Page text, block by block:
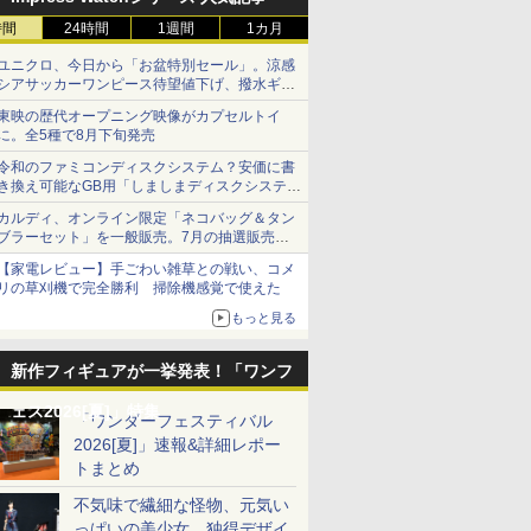
24時間 1週間 1カ月
ニクロ、今日から「お盆特別セール」。涼感
アサッカーワンピース待望値下げ、撥水ギア
ョーツは1990円に
映の歴代オープニング映像がカプセルトイ
。全5種で8月下旬発売
和のファミコンディスクシステム？安価に書
換え可能なGB用「しましまディスクシステ
」
ルディ、オンライン限定「ネコバッグ＆タン
ラーセット」を一般販売。7月の抽選販売の
選無効分
家電レビュー】手ごわい雑草との戦い、コメ
の草刈機で完全勝利 掃除機感覚で使えた
もっと見る
新作フィギュアが一挙発表！「ワンフ
ェス2026[夏]」特集「ワンダーフェスティバル
2026[夏]」速報&詳細レポー
トまとめ
不気味で繊細な怪物、元気い